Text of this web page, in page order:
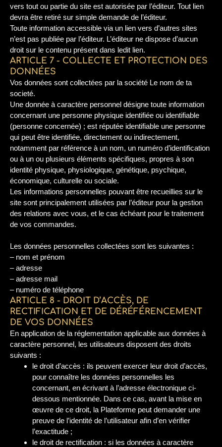
vers tout ou partie du site est autorisée par l’éditeur. Tout lien
devra être retiré sur simple demande de l’éditeur.
Toute information accessible via un lien vers d’autres sites
n’est pas publiée par l’éditeur. L’éditeur ne dispose d’aucun
droit sur le contenu présent dans ledit lien.
ARTICLE 7 - COLLECTE ET PROTECTION DES
DONNÉES
Vos données sont collectées par la société Le nom de ta
societé.
Une donnée à caractère personnel désigne toute information
concernant une personne physique identifiée ou identifiable
(personne concernée) ; est réputée identifiable une personne
qui peut être identifiée, directement ou indirectement,
notamment par référence à un nom, un numéro d’identification
ou à un ou plusieurs éléments spécifiques, propres à son
identité physique, physiologique, génétique, psychique,
économique, culturelle ou sociale.
Les informations personnelles pouvant être recueillies sur le
site sont principalement utilisées par l’éditeur pour la gestion
des relations avec vous, et le cas échéant pour le traitement
de vos commandes.
Les données personnelles collectées sont les suivantes :
– nom et prénom
– adresse
– adresse mail
– numéro de téléphone
ARTICLE 8 - DROIT D’ACCÈS, DE
RECTIFICATION ET DE DÉRÉFÉRENCEMENT
DE VOS DONNÉES
En application de la réglementation applicable aux données à
caractère personnel, les utilisateurs disposent des droits
suivants :
le droit d’accès : ils peuvent exercer leur droit d’accès,
pour connaître les données personnelles les
concernant, en écrivant à l’adresse électronique ci-
dessous mentionnée. Dans ce cas, avant la mise en
œuvre de ce droit, la Plateforme peut demander une
preuve de l’identité de l’utilisateur afin d’en vérifier
l’exactitude ;
le droit de rectification : si les données à caractère